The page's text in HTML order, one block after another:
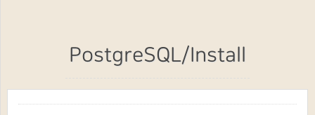
PostgreSQL/Install